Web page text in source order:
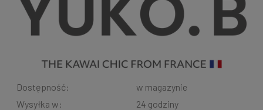
Dostępność:
w magazynie
Wysyłka w:
24 godziny